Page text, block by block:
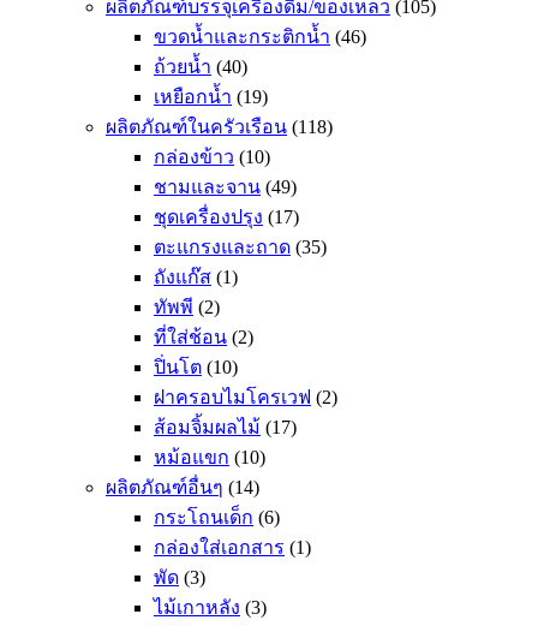
ผลิตภัณฑ์บรรจุเครื่องดื่ม/ของเหลว (105)
ขวดน้ำและกระติกน้ำ (46)
ถ้วยน้ำ (40)
เหยือกน้ำ (19)
ผลิตภัณฑ์ในครัวเรือน (118)
กล่องข้าว (10)
ชามและจาน (49)
ชุดเครื่องปรุง (17)
ตะแกรงและถาด (35)
ถังแก๊ส (1)
ทัพพี (2)
ที่ใส่ช้อน (2)
ปิ่นโต (10)
ฝาครอบไมโครเวฟ (2)
ส้อมจิ้มผลไม้ (17)
หม้อแขก (10)
ผลิตภัณฑ์อื่นๆ (14)
กระโถนเด็ก (6)
กล่องใส่เอกสาร (1)
พัด (3)
ไม้เกาหลัง (3)